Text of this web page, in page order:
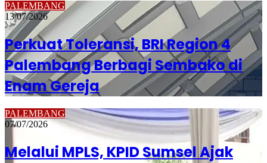
PALEMBANG
13/07/2026
Perkuat Toleransi, BRI Region 4
Palembang Berbagi Sembako di
Enam Gereja
PALEMBANG
07/07/2026
Melalui MPLS, KPID Sumsel Ajak